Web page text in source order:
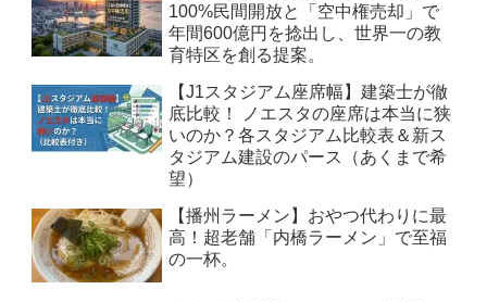
100%民間開放と「空中権売却」で
年間600億円を捻出し、世界一の教
育特区を創る提案。
【J1スタジアム座席幅】建築士が徹
底比較！ ノエスタの座席は本当に狭
いのか？各スタジアム比較表＆新ス
タジアム建設のパース（あくまで希
望）
【播州ラーメン】おやつ代わりに最
高！超老舗「内橋ラーメン」で至福
の一杯。